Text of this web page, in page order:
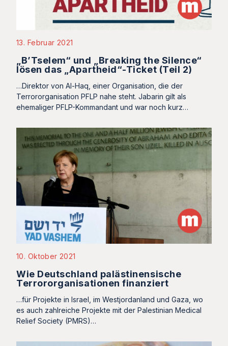
13. Februar 2021
„B’Tselem“ und „Breaking the Silence“
lösen das „Apartheid“-Ticket (Teil 2)
…Direktor von Al-Haq, einer Organisation, die der
Terrororganisation PFLP nahe steht. Jabarin gilt als
ehemaliger PFLP-Kommandant und war noch kurz…
10. Oktober 2021
Wie Deutschland palästinensische
Terrororganisationen finanziert
…für Projekte in Israel, im Westjordanland und Gaza, wo
es auch zahlreiche Projekte mit der Palestinian Medical
Relief Society (PMRS)…